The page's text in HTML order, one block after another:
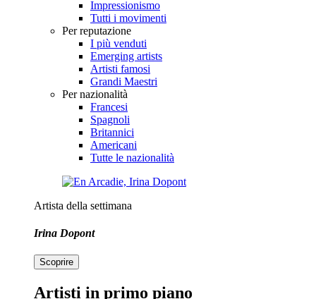
Impressionismo
Tutti i movimenti
Per reputazione
I più venduti
Emerging artists
Artisti famosi
Grandi Maestri
Per nazionalità
Francesi
Spagnoli
Britannici
Americani
Tutte le nazionalità
Artista della settimana
Irina Dopont
Scoprire
Artisti in primo piano